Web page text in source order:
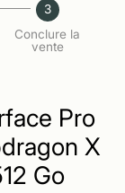
3
Conclure la
vente
Pro
X
Go